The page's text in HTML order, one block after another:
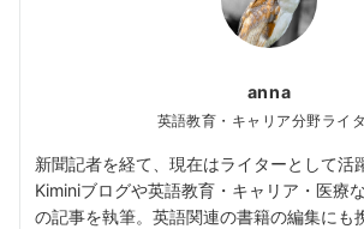
anna
英語教育・キャリア分野ライ
新聞記者を経て、現在はライターとして活
Kiminiブログや英語教育・キャリア・医療
の記事を執筆。英語関連の書籍の編集にも